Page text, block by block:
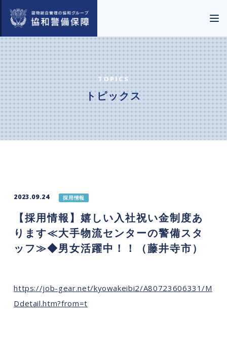
TOPICS
トピックス
2023.09.24 採用情報
【採用情報】嬉しい入社祝い金制度あ
ります≪大手物流センターの警備スタ
ッフ≫◆男女活躍中！！（藤井寺市）
https://job-gear.net/kyowakeibi2/A80723606331/M
Ddetail.htm?from=t